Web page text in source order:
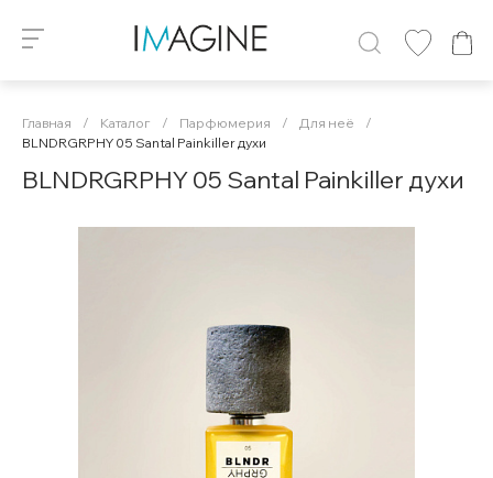
Главная / Каталог / Парфюмерия / Для неё
/
BLNDRGRPHY 05 Santal Painkiller духи
BLNDRGRPHY 05 Santal Painkiller духи